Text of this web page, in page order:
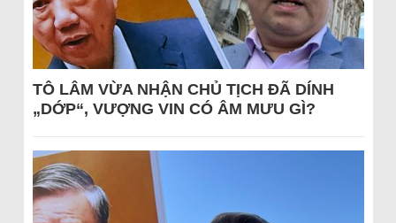
TÔ LÂM VỪA NHẬN CHỦ TỊCH ĐÃ DÍNH
„DỚP“, VƯỢNG VIN CÓ ÂM MƯU GÌ?